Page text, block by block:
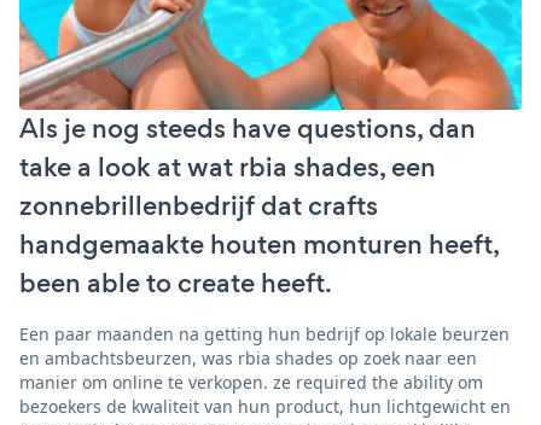
Als je nog steeds have questions, dan
take a look at wat rbia shades, een
zonnebrillenbedrijf dat crafts
handgemaakte houten monturen heeft,
been able to create heeft.
Een paar maanden na getting hun bedrijf op lokale beurzen
en ambachtsbeurzen, was rbia shades op zoek naar een
manier om online te verkopen. ze required the ability om
bezoekers de kwaliteit van hun product, hun lichtgewicht en